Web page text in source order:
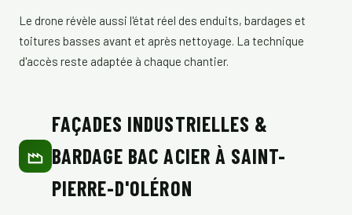
Le drone révèle aussi l'état réel des enduits, bardages et
toitures basses avant et après nettoyage. La technique
d'accès reste adaptée à chaque chantier.
FAÇADES INDUSTRIELLES &
BARDAGE BAC ACIER À SAINT-
PIERRE-D'OLÉRON